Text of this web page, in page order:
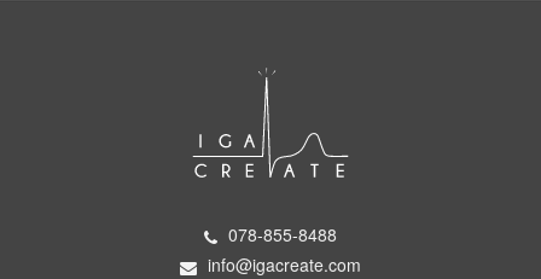
078-855-8488
info@igacreate.com